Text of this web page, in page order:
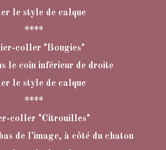
le style de calque
****
coller "Bougies"
le coin inférieur de droite
le style de calque
****
coller "Citrouilles"
de l'image, à côté du chaton